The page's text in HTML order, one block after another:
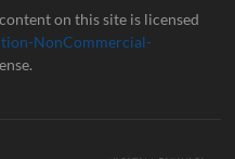
on this site is licensed
NonCommercial-